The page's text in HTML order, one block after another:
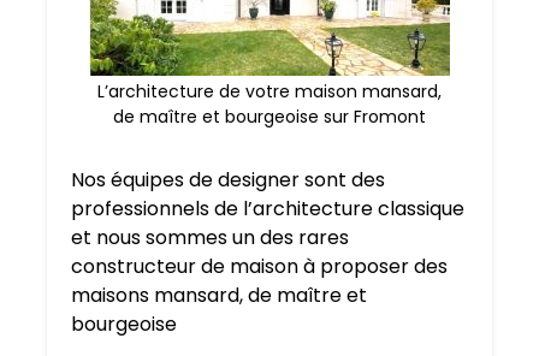
L’architecture de votre maison mansard,
de maître et bourgeoise sur Fromont
Nos équipes de designer sont des
professionnels de l’architecture classique
et nous sommes un des rares
constructeur de maison à proposer des
maisons mansard, de maître et
bourgeoise